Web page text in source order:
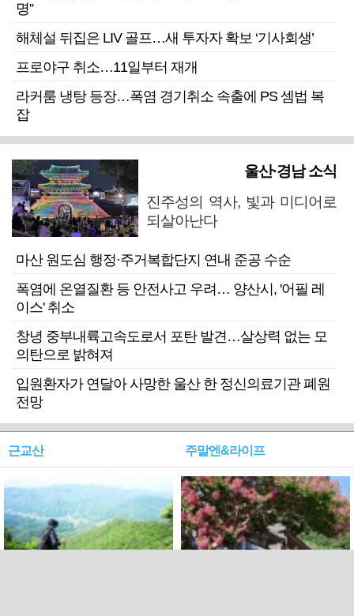
명”
해체설 뒤집은 LIV 골프…새 투자자 확보 ‘기사회생’
프로야구 취소…11일부터 재개
라커룸 냉탕 등장…폭염 경기취소 속출에 PS 셈법 복
잡
울산·경남 소식
진주성의 역사, 빛과 미디어로
되살아난다
마산 원도심 행정·주거복합단지 연내 준공 수순
폭염에 온열질환 등 안전사고 우려… 양산시, '어필 레
이스' 취소
창녕 중부내륙고속도로서 포탄 발견…살상력 없는 모
의탄으로 밝혀져
입원환자가 연달아 사망한 울산 한 정신의료기관 폐원
전망
근교산 주말엔&라이프